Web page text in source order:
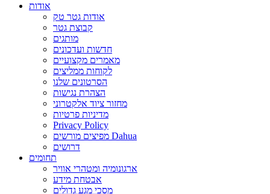
אודות
אודות גטר טק
קבוצת גטר
מותגים
חדשות ועדכונים
מאמרים מקצועיים
לקוחות ממליצים
הסרטונים שלנו
הצהרת נגישות
מחזור ציוד אלקטרוני
מדיניות פרטיות
Privacy Policy
מפיצים מורשים Dahua
דרושים
תחומים
ארגונומיה ומטהרי אוויר
אבטחת מידע
מסכי מגע גדולים